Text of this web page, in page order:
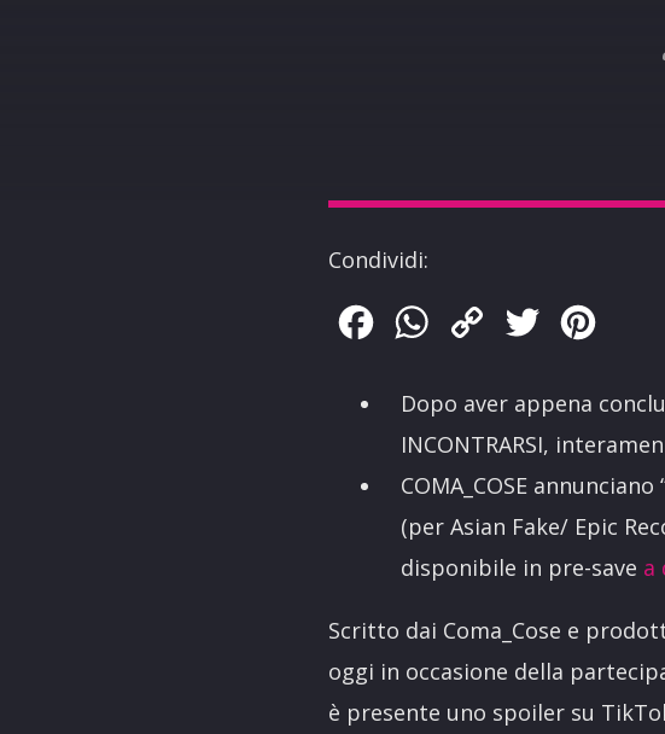
Condividi:
FacebookWhatsApp
Copy
Twitter
Dopo aver appena
INCONTRARSI,
COMA_COSE
(per Asian Fake/ Epic
disponibile in pre-save a
Scritto dai Coma_Cose e
oggi in occasione della
è presente uno spoiler su